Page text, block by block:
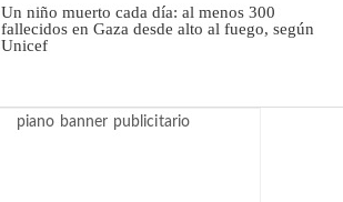
Un niño muerto cada día: al menos 300
fallecidos en Gaza desde alto al fuego, según
Unicef